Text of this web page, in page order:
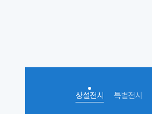
상설전시 특별전시